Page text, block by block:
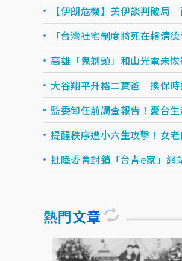
【伊朗危機】美伊談判破局
「台灣社宅制度將死在賴清
高雄「鬼剃頭」和山光電未
大谷翔平升格二寶爸 換保
監委卸任前調查報告！憂台
提醒秩序遭小六生攻擊！女
批陸委會封鎖「台青e家」
熱門文章